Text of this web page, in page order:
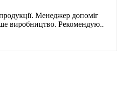
Менеджер допоміг
виробництво. Рекомендую..